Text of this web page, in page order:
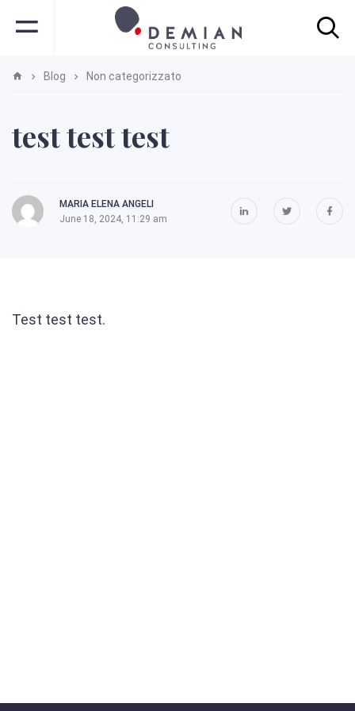
Blog Non categorizzato
test test test
MARIA ELENA ANGELI
June 18, 2024, 11:29 am
Test test test.